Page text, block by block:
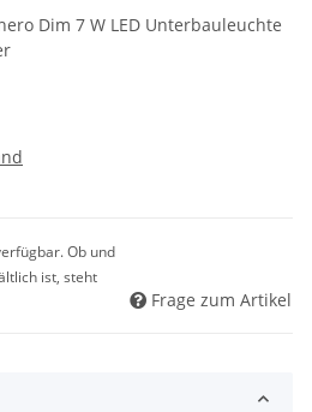
Dim 7 W LED Unterbauleuchte
Ob und
ist, steht
Frage zum Artikel